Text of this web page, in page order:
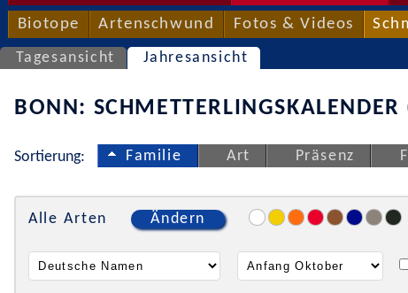
Biotope Artenschwund Fotos & Videos
Tagesansicht Jahresansicht
BONN: SCHMETTERLINGSKALENDER
Sortierung: Familie Art Präsenz
Alle Arten Ändern